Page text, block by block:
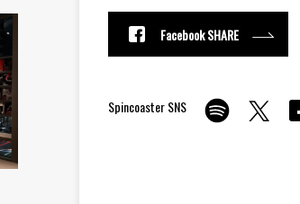
Facebook SHARE
Spincoaster SNS